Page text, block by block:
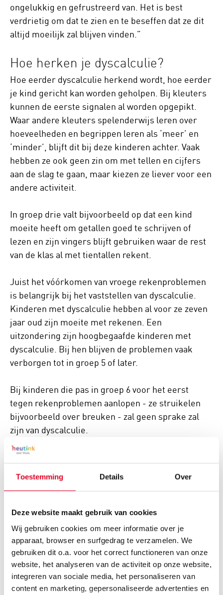
Toestemming Details Over
Deze website maakt gebruik van cookies
Wij gebruiken cookies om meer informatie over je
apparaat, browser en surfgedrag te verzamelen. We
gebruiken dit o.a. voor het correct functioneren van onze
website, het analyseren van de activiteit op onze website,
integreren van sociale media, het personaliseren van
content en marketing, gepersonaliseerde advertenties en
ongelukkig en gefrustreerd van. Het is best
verdrietig om dat te zien en te beseffen dat ze dit
altijd moeilijk zal blijven vinden.”
Hoe herken je dyscalculie?
Hoe eerder dyscalculie herkend wordt, hoe eerder
je kind gericht kan worden geholpen. Bij kleuters
kunnen de eerste signalen al worden opgepikt.
Waar andere kleuters spelenderwijs leren over
hoeveelheden en begrippen leren als ‘meer’ en
‘minder’, blijft dit bij deze kinderen achter. Vaak
hebben ze ook geen zin om met tellen en cijfers
aan de slag te gaan, maar kiezen ze liever voor een
andere activiteit.
In groep drie valt bijvoorbeeld op dat een kind
moeite heeft om getallen goed te schrijven of
lezen en zijn vingers blijft gebruiken waar de rest
van de klas al met tientallen rekent.
Juist het vóórkomen van vroege rekenproblemen
is belangrijk bij het vaststellen van dyscalculie.
Kinderen met dyscalculie hebben al voor ze zeven
jaar oud zijn moeite met rekenen. Een
uitzondering zijn hoogbegaafde kinderen met
dyscalculie. Bij hen blijven de problemen vaak
verborgen tot in groep 5 of later.
Bij kinderen die pas in groep 6 voor het eerst
tegen rekenproblemen aanlopen - ze struikelen
bijvoorbeeld over breuken - zal geen sprake zal
zijn van dyscalculie.
Vrijwel alle kinderen met dyscalculie hebben een
ontwikkelen ook faalangst, omdat het ze maar niet
Pas op voor doe-het-zelf-diagnoses. Niet ieder
kind dat slecht is in rekenen, heeft dyscalculie.
Dyscalculie komt slechts bij gemiddeld één op de
50 kinderen voor. Dat betekent dat de meeste
kinderen die slecht zijn in rekenen geen
dyscalculie hebben, maar gewoon zwak zijn in